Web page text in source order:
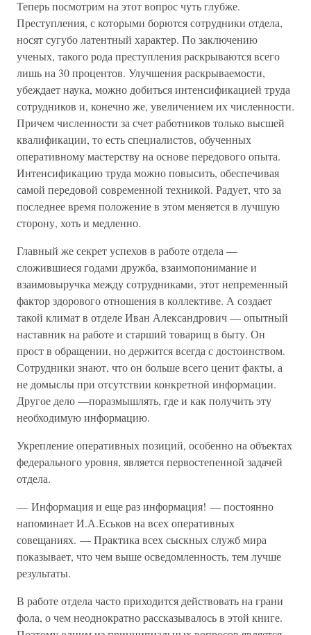
Теперь посмотрим на этот вопрос чуть глубже.
Преступления, с которыми борются сотрудники отдела,
носят сугубо латентный характер. По заключению
ученых, такого рода преступления раскрываются всего
лишь на 30 процентов. Улучшения раскрываемости,
убеждает наука, можно добиться интенсификацией труда
сотрудников и, конечно же, увеличением их численности.
Причем численности за счет работников только высшей
квалификации, то есть специалистов, обученных
оперативному мастерству на основе передового опыта.
Интенсификацию труда можно повысить, обеспечивая
самой передовой современной техникой. Радует, что за
последнее время положение в этом меняется в лучшую
сторону, хоть и медленно.
Главный же секрет успехов в работе отдела —
сложившиеся годами дружба, взаимопонимание и
взаимовыручка между сотрудниками, этот непременный
фактор здорового отношения в коллективе. А создает
такой климат в отделе Иван Александрович — опытный
наставник на работе и старший товарищ в быту. Он
прост в обращении, но держится всегда с достоинством.
Сотрудники знают, что он больше всего ценит факты, а
не домыслы при отсутствии конкретной информации.
Другое дело —поразмышлять, где и как получить эту
необходимую информацию.
Укрепление оперативных позиций, особенно на объектах
федерального уровня, является первостепенной задачей
отдела.
— Информация и еще раз информация! — постоянно
напоминает И.А.Еськов на всех оперативных
совещаниях. — Практика всех сыскных служб мира
показывает, что чем выше осведомленность, тем лучше
результаты.
В работе отдела часто приходится действовать на грани
фола, о чем неоднократно рассказывалось в этой книге.